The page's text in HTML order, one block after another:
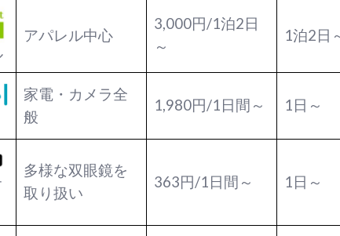
アパレル中心
3,000円/1泊2日
～
1泊2日
家電・カメラ全
般
1,980円/1日間～ 1日～
多様な双眼鏡を
取り扱い
363円/1日間～ 1日～